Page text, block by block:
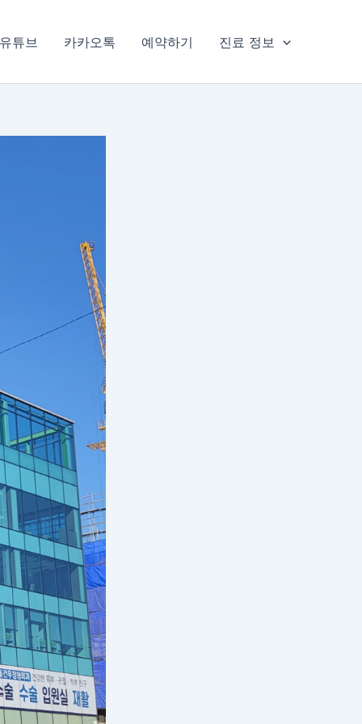
유튜브 카카오톡 예약하기 진료 정보